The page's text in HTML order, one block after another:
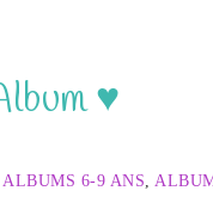
♥
ALBUMS 6-9 ANS